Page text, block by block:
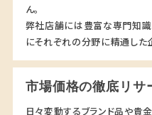
ん。
弊社店舗には豊富な専門知識
にそれぞれの分野に精通した
市場価格の徹底リサ
日々変動するブランド品や貴